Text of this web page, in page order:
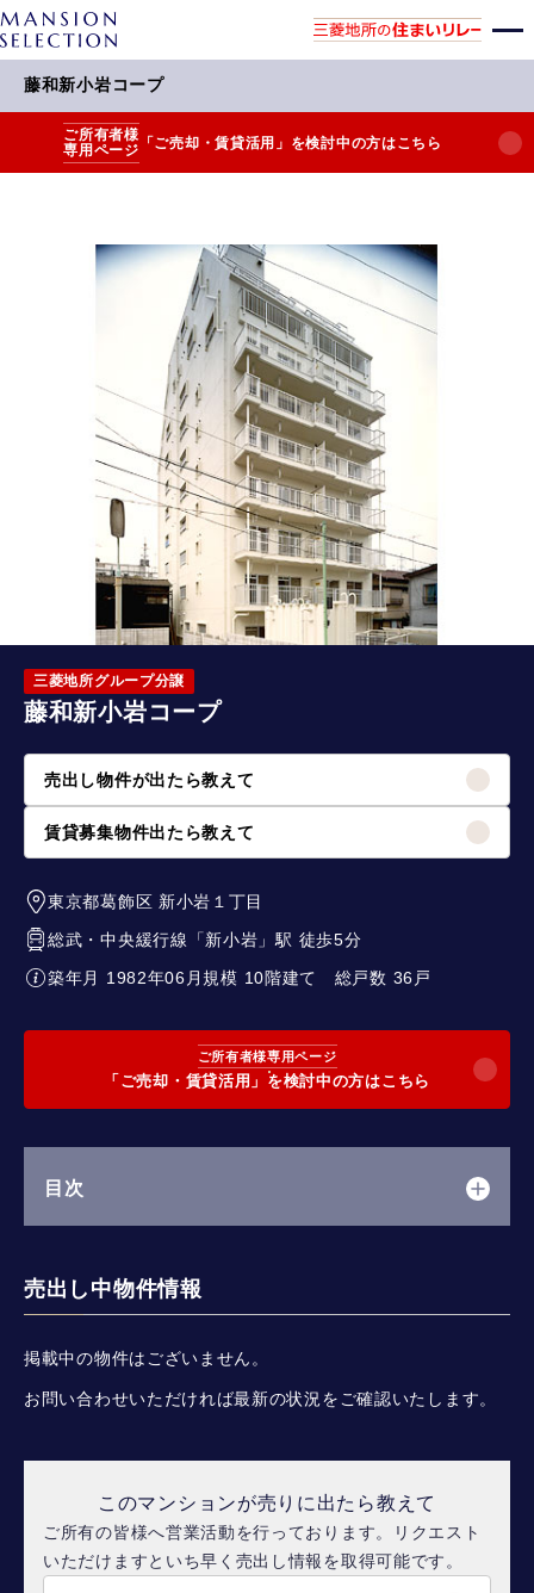
藤和新小岩コープ
ご所有者様
専用ページ 「ご売却・賃貸活用」を検討中の方はこちら
三菱地所グループ分譲
藤和新小岩コープ
売出し物件が出たら教えて
賃貸募集物件出たら教えて
東京都葛飾区 新小岩１丁目
総武・中央緩行線
「新小岩 」駅 徒歩5分
築年月 1982年06月規模 10階建て 総戸数 36戸
ご所有者様専用ページ
「ご売却・賃貸活用」を検討中の方はこちら
目次
売出し中物件情報
掲載中の物件はございません。
お問い合わせいただければ最新の状況をご確認いたします。
このマンションが売りに出たら教えて
ご所有の皆様へ営業活動を行っております。リクエスト
いただけますといち早く売出し情報を取得可能です。